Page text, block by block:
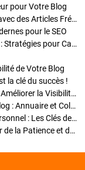
pour Votre Blog
Stratégies de Publication : Boostez Votre Blog avec des Articles Fréquents et Exclusifs
pour le SEO
Enrichir Vos Articles avec des Contenus Riches : Stratégies pour Captiver et Optimiser
de Votre Blog
la clé du succès !
Optimisation SEO des Articles : Stratégies pour Améliorer la Visibilité de Votre Blog
Stratégies pour améliorer la visibilité de votre Blog : Annuaire et Collaborations
Pourquoi Investir dans un Nom de Domaine Personnel : Les Clés de la Réussite de Votre Blog
Comment Faire Émerger Votre Blog : Le Pouvoir de la Patience et de la Persévérance